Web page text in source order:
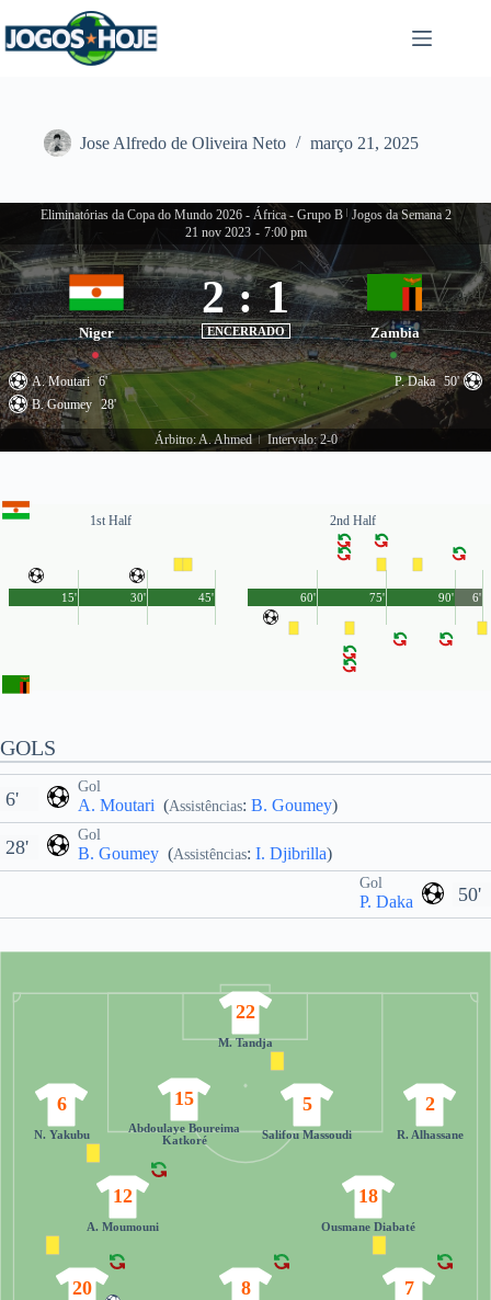
para
o
Jose Alfredo de Oliveira Neto março 21, 2025
Eliminatórias da Copa do Mundo 2026 - África - Grupo B
Jogos da Semana 2
21 nov 2023 - 7:00 pm
Niger
2 : 1
ENCERRADO Zambia
A. Moutari 6'
B. Goumey 28'
P. Daka 50'
Árbitro: A. Ahmed Intervalo: 2-0
1st Half
45'
15' 30'
2nd Half
90'
60' 75' 6'
GOLS
Gol
A. Moutari (Assistências: B. Goumey)
6'
Gol
B. Goumey (Assistências: I. Djibrilla)
28'
50'
Gol
P. Daka
22
M. Tandja
2
R. Alhassane
5
Salifou Massoudi
15
Abdoulaye Boureima
Katkoré
6
N. Yakubu
18
Ousmane Diabaté
12
A. Moumouni
7
8
20